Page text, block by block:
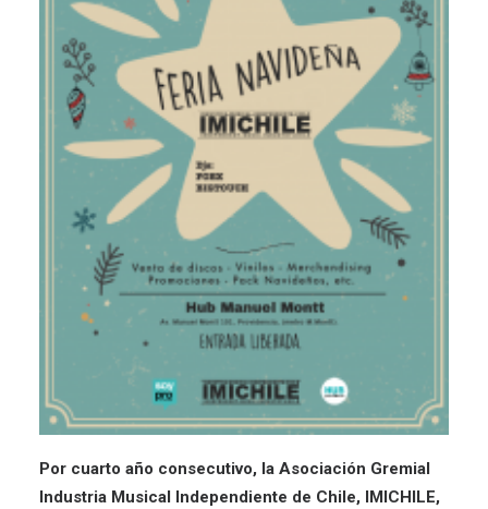
Por cuarto año consecutivo, la Asociación Gremial
Industria Musical Independiente de Chile, IMICHILE,